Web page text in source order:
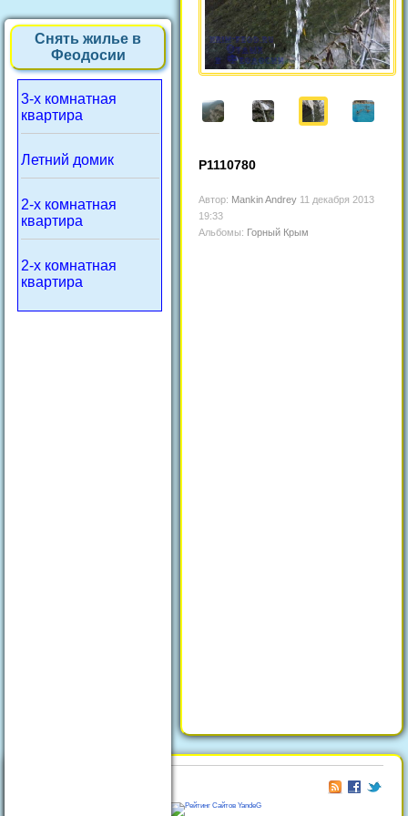
Снять жилье в
Феодосии
3-х комнатная
квартира
Летний домик
2-х комнатная
квартира
2-х комнатная
квартира
P1110780
Автор: Mankin Andrey 11 декабря 2013
19:33
Альбомы: Горный Крым